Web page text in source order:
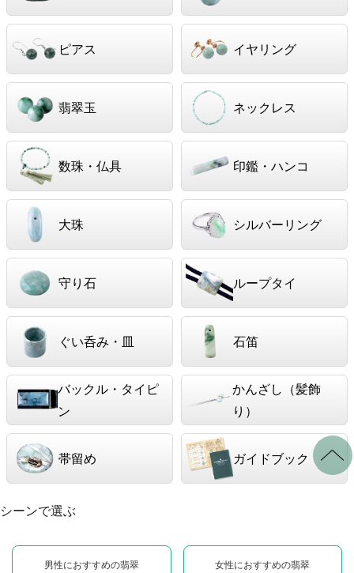
ピアス イヤリング
翡翠玉 ネックレス
数珠・仏具 印鑑・ハンコ
大珠 シルバーリング
守り石 ループタイ
ぐい呑み・皿 石笛
バックル・タイピ
ン
かんざし（髪飾
り）
帯留め ガイドブック
シーンで選ぶ
男性におすすめの翡翠 女性におすすめの翡翠